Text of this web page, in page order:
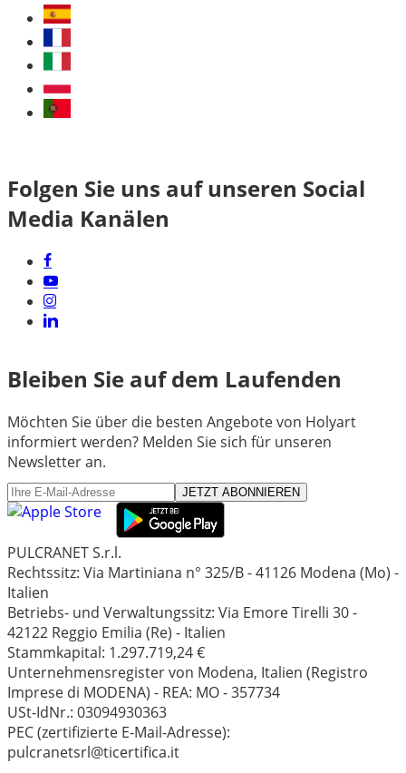
Folgen Sie uns auf unseren Social
Media Kanälen
Bleiben Sie auf dem Laufenden
Möchten Sie über die besten Angebote von Holyart
informiert werden? Melden Sie sich für unseren
Newsletter an.
JETZT ABONNIEREN
PULCRANET S.r.l.
Rechtssitz: Via Martiniana n° 325/B - 41126 Modena (Mo) -
Italien
Betriebs- und Verwaltungssitz: Via Emore Tirelli 30 -
42122 Reggio Emilia (Re) - Italien
Stammkapital: 1.297.719,24 €
Unternehmensregister von Modena, Italien (Registro
Imprese di MODENA) - REA: MO - 357734
USt-IdNr.: 03094930363
PEC (zertifizierte E-Mail-Adresse):
pulcranetsrl@ticertifica.it